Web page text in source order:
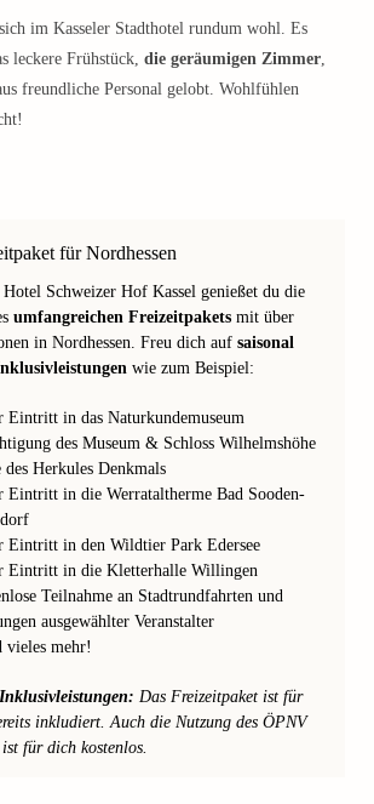
im Kasseler Stadthotel rundum wohl. Es
leckere Frühstück, die geräumigen Zimmer,
freundliche Personal gelobt. Wohlfühlen
für Nordhessen
Hotel Schweizer Hof Kassel genießet du die
umfangreichen Freizeitpakets mit über
in Nordhessen. Freu dich auf saisonal
wie zum Beispiel:
Eintritt in das Naturkundemuseum
des Museum & Schloss Wilhelmshöhe
des Herkules Denkmals
Eintritt in die Werrataltherme Bad Sooden-
Eintritt in den Wildtier Park Edersee
Eintritt in die Kletterhalle Willingen
Teilnahme an Stadtrundfahrten und
ausgewählter Veranstalter
vieles mehr!
Das Freizeitpaket ist für
inkludiert. Auch die Nutzung des ÖPNV
für dich kostenlos.